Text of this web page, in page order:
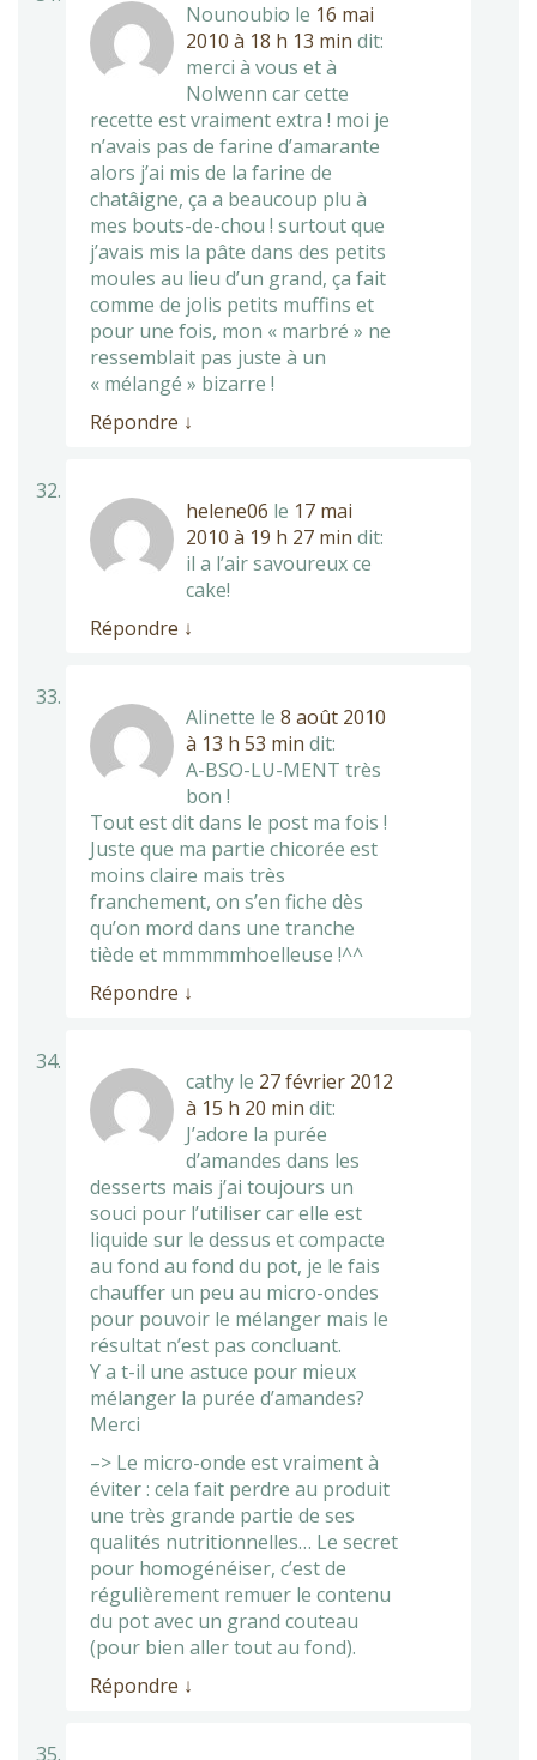
Nounoubio le 16 mai
2010 à 18 h 13 min dit:
merci à vous et à
Nolwenn car cette
recette est vraiment extra ! moi je
n’avais pas de farine d’amarante
alors j’ai mis de la farine de
chatâigne, ça a beaucoup plu à
mes bouts-de-chou ! surtout que
j’avais mis la pâte dans des petits
moules au lieu d’un grand, ça fait
comme de jolis petits muffins et
pour une fois, mon « marbré » ne
ressemblait pas juste à un
« mélangé » bizarre !
Répondre ↓
helene06 le 17 mai
2010 à 19 h 27 min dit:
il a l’air savoureux ce
cake!
Répondre ↓
Alinette le 8 août 2010
à 13 h 53 min dit:
A-BSO-LU-MENT très
bon !
Tout est dit dans le post ma fois !
Juste que ma partie chicorée est
moins claire mais très
franchement, on s’en fiche dès
qu’on mord dans une tranche
tiède et mmmmmhoelleuse !^^
Répondre ↓
cathy le 27 février 2012
à 15 h 20 min dit:
J’adore la purée
d’amandes dans les
desserts mais j’ai toujours un
souci pour l’utiliser car elle est
liquide sur le dessus et compacte
au fond au fond du pot, je le fais
chauffer un peu au micro-ondes
pour pouvoir le mélanger mais le
résultat n’est pas concluant.
Y a t-il une astuce pour mieux
mélanger la purée d’amandes?
Merci
–> Le micro-onde est vraiment à
éviter : cela fait perdre au produit
une très grande partie de ses
qualités nutritionnelles… Le secret
pour homogénéiser, c’est de
régulièrement remuer le contenu
du pot avec un grand couteau
(pour bien aller tout au fond).
Répondre ↓